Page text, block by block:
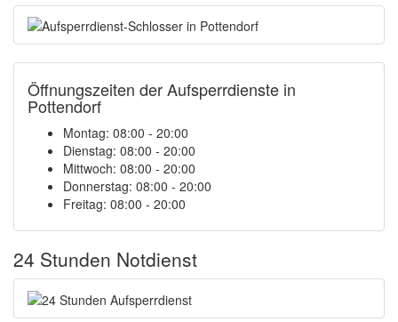
Öffnungszeiten der Aufsperrdienste in
Pottendorf
Montag: 08:00 - 20:00
Dienstag: 08:00 - 20:00
Mittwoch: 08:00 - 20:00
Donnerstag: 08:00 - 20:00
Freitag: 08:00 - 20:00
24 Stunden Notdienst